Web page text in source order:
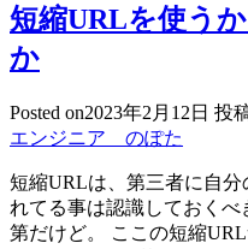
ト
ワ
ー
エ
ン
ニ
ア
が
短縮URLを使う
か
Posted on2023年2月12日 投
エンジニア のぽた
短縮URLは、第三者に自
れてる事は認識しておく
第だけど。 ここの短縮